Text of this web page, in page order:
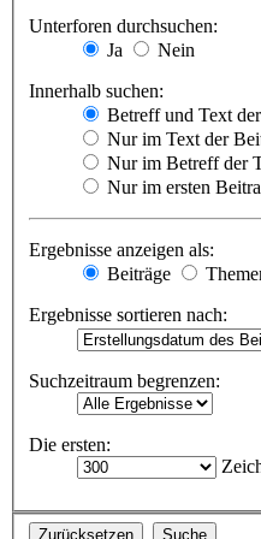
Unterforen durchsuchen:
Ja
Nein
Innerhalb suchen:
Betreff und Text
Nur im Text der
Nur im Betreff der
Nur im ersten
Ergebnisse anzeigen als:
Beiträge
Ergebnisse sortieren nach:
Suchzeitraum begrenzen:
Die ersten: